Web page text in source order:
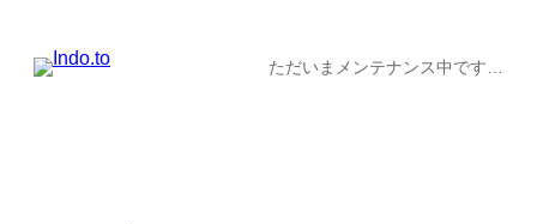
ただいまメンテナンス中です…